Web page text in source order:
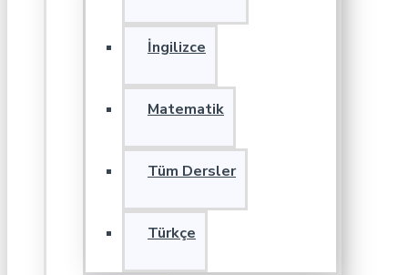
İngilizce
Matematik
Tüm Dersler
Türkçe